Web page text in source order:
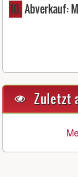
10. Abverkauf:
Zuletzt